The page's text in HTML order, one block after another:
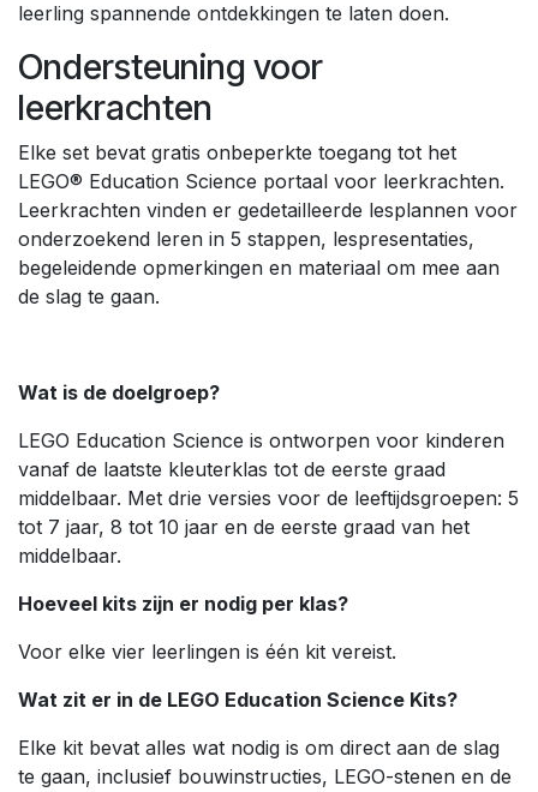
leerling spannende ontdekkingen te laten doen.
Ondersteuning voor
leerkrachten
Elke set bevat gratis onbeperkte toegang tot het
LEGO® Education Science portaal voor leerkrachten.
Leerkrachten vinden er gedetailleerde lesplannen voor
onderzoekend leren in 5 stappen, lespresentaties,
begeleidende opmerkingen en materiaal om mee aan
de slag te gaan.
Wat is de doelgroep?
LEGO Education Science is ontworpen voor kinderen
vanaf de laatste kleuterklas tot de eerste graad
middelbaar. Met drie versies voor de leeftijdsgroepen: 5
tot 7 jaar, 8 tot 10 jaar en de eerste graad van het
middelbaar.
Hoeveel kits zijn er nodig per klas?
Voor elke vier leerlingen is één kit vereist.
Wat zit er in de LEGO Education Science Kits?
Elke kit bevat alles wat nodig is om direct aan de slag
te gaan, inclusief bouwinstructies, LEGO-stenen en de